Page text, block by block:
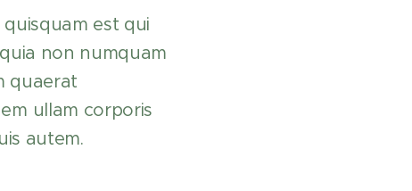
est qui
non numquam
quaerat
ullam corporis
autem.